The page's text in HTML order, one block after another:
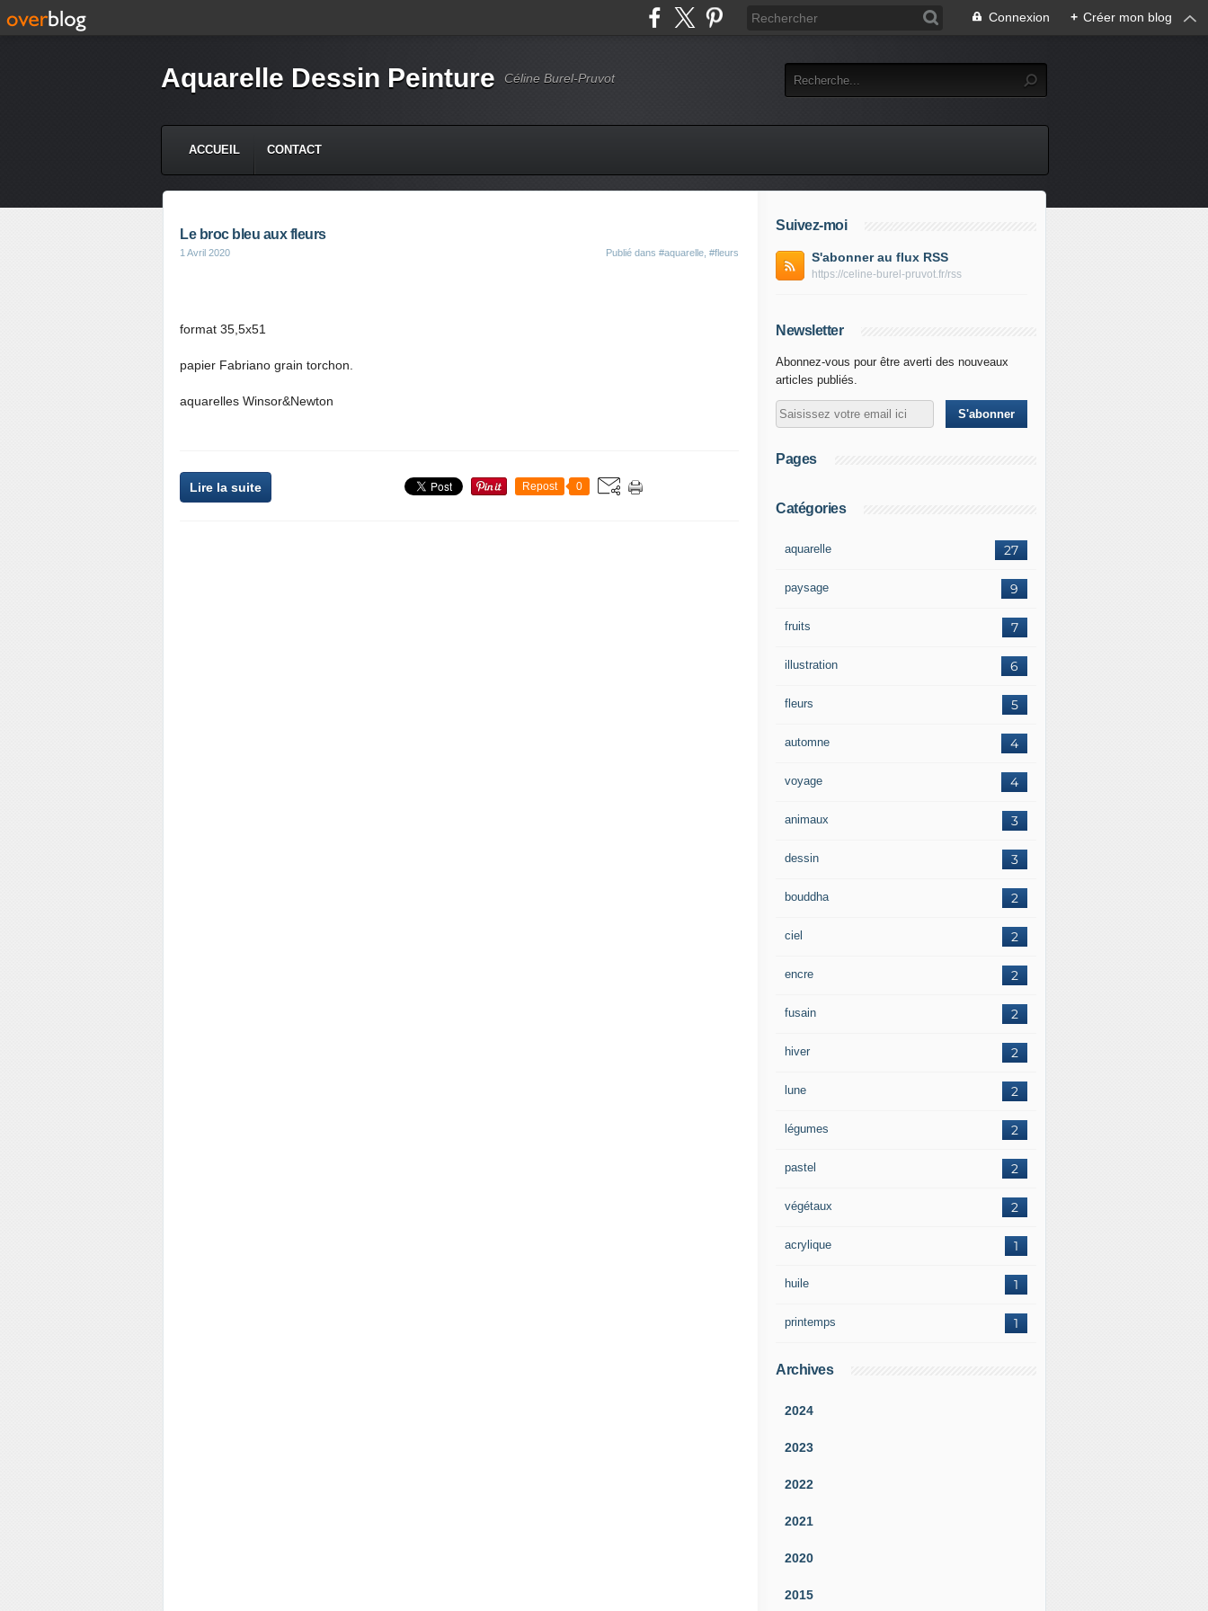
Connexion + Créer mon blog
Aquarelle Dessin Peinture Céline Burel-Pruvot
ACCUEIL CONTACT
Le broc bleu aux fleurs
1 Avril 2020 Publié dans #aquarelle #fleurs
format 35,5x51
papier Fabriano grain torchon.
aquarelles Winsor&Newton
Lire la suite Repost 0
Suivez-moi
S'abonner au flux RSS
https://celine-burel-pruvot.fr/rss
Newsletter
Abonnez-vous pour être averti des nouveaux
articles publiés.
Pages
Catégories
27
aquarelle
9
paysage
7
fruits
6
illustration
5
fleurs
4
automne
4
voyage
3
animaux
3
dessin
2
bouddha
2
ciel
2
encre
2
fusain
2
hiver
2
lune
2
légumes
2
pastel
2
végétaux
1
acrylique
1
huile
1
printemps
Archives
2024
2023
2022
2021
2020
2015